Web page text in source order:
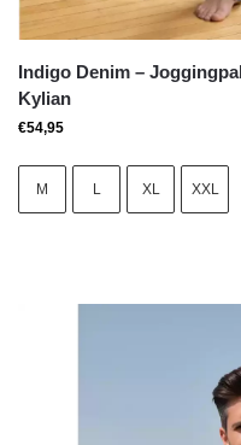
Indigo Denim –
Kylian
€54,95
M L XL XXL